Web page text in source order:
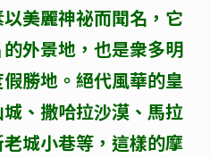
美麗神祕而聞名，它
外景地，也是衆多明
勝地。絕代風華的皇
、撒哈拉沙漠、馬拉
城小巷等，這樣的摩